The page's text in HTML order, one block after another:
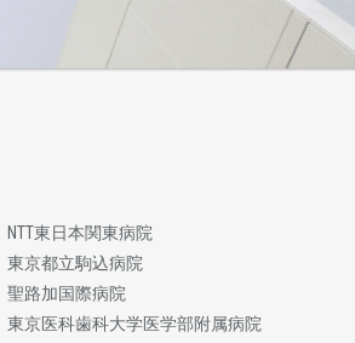
NTT東日本関東病院
東京都立駒込病院
聖路加国際病院
東京医科歯科大学医学部附属病院